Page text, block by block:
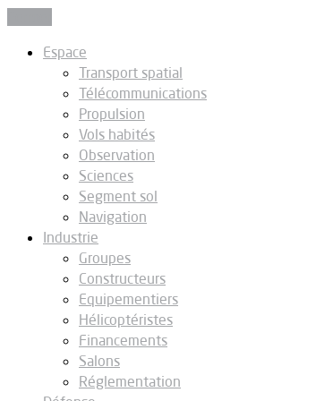
Espace
Transport spatial
Télécommunications
Propulsion
Vols habités
Observation
Sciences
Segment sol
Navigation
Industrie
Groupes
Constructeurs
Equipementiers
Hélicoptéristes
Financements
Salons
Réglementation